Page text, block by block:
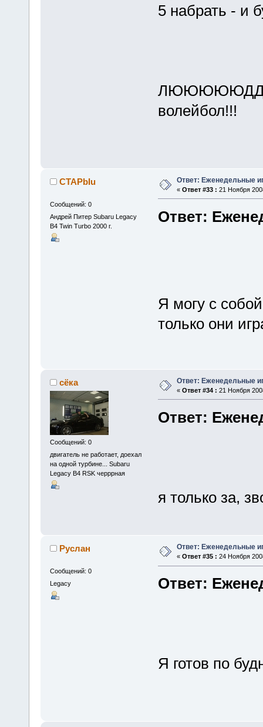
5 набрать - и
волейбол!!!
CTAPbIu
Сообщений: 0
Андрей Питер Subaru Legacy
B4 Twin Turbo 2000 г.
Ответ: Еженедельные
« Ответ #33 : 21 Ноября
Ответ:
Я могу с
только они
сёка
Сообщений: 0
двигатель не работает, доехал
на одной турбине... Subaru
Legacy B4 RSK черррная
Ответ: Еженедельные
« Ответ #34 : 21 Ноября
Ответ:
я только за,
Руслан
Сообщений: 0
Legacy
Ответ: Еженедельные
« Ответ #35 : 24 Ноября
Ответ:
Я готов по